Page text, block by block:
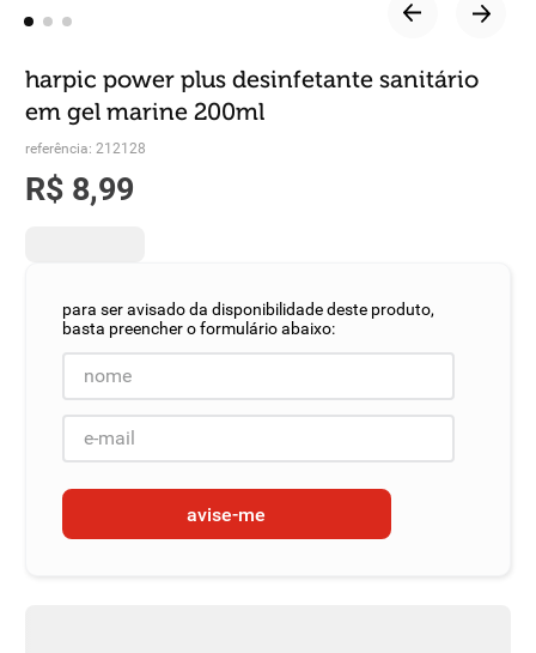
harpic power plus desinfetante sanitário
em gel marine 200ml
referência: 212128
R$ 8,99
avise-me
º
6 º vinhos
7
10º chocolate